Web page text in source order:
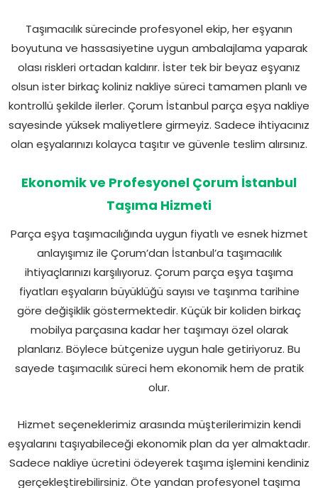
Taşımacılık sürecinde profesyonel ekip, her eşyanın
boyutuna ve hassasiyetine uygun ambalajlama yaparak
olası riskleri ortadan kaldırır. İster tek bir beyaz eşyanız
olsun ister birkaç koliniz nakliye süreci tamamen planlı ve
kontrollü şekilde ilerler. Çorum İstanbul parça eşya nakliye
sayesinde yüksek maliyetlere girmeyiz. Sadece ihtiyacınız
olan eşyalarınızı kolayca taşıtır ve güvenle teslim alırsınız.
Ekonomik ve Profesyonel Çorum İstanbul
Taşıma Hizmeti
Parça eşya taşımacılığında uygun fiyatlı ve esnek hizmet
anlayışımız ile Çorum’dan İstanbul’a taşımacılık
ihtiyaçlarınızı karşılıyoruz. Çorum parça eşya taşıma
fiyatları eşyaların büyüklüğü sayısı ve taşınma tarihine
göre değişiklik göstermektedir. Küçük bir koliden birkaç
mobilya parçasına kadar her taşımayı özel olarak
planlarız. Böylece bütçenize uygun hale getiriyoruz. Bu
sayede taşımacılık süreci hem ekonomik hem de pratik
olur.
Hizmet seçeneklerimiz arasında müşterilerimizin kendi
eşyalarını taşıyabileceği ekonomik plan da yer almaktadır.
Sadece nakliye ücretini ödeyerek taşıma işlemini kendiniz
gerçekleştirebilirsiniz. Öte yandan profesyonel taşıma